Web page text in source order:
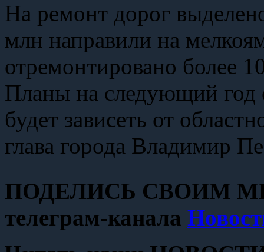
На ремонт дорог
млн направили на
отремонтировано более
Планы на следующий
будет зависеть от
глава города Владимир
ПОДЕЛИСЬ СВОИМ
телеграм-канала